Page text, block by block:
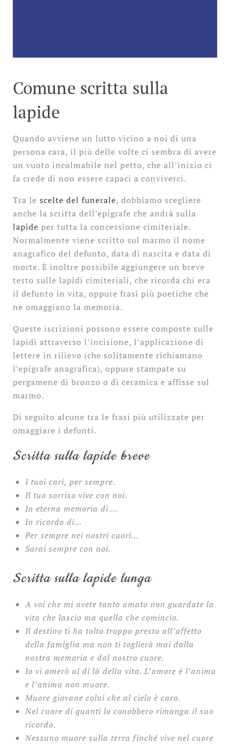
Comune scritta sulla
lapide
Quando avviene un lutto vicino a noi di una
persona cara, il più delle volte ci sembra di avere
un vuoto incolmabile nel petto, che all’inizio ci
fa crede di non essere capaci a conviverci.
Tra le scelte del funerale, dobbiamo scegliere
anche la scritta dell’epigrafe che andrà sulla
lapide per tutta la concessione cimiteriale.
Normalmente viene scritto sul marmo il nome
anagrafico del defunto, data di nascita e data di
morte. È inoltre possibile aggiungere un breve
testo sulle lapidi cimiteriali, che ricorda chi era
il defunto in vita, oppure frasi più poetiche che
ne omaggiano la memoria.
Queste iscrizioni possono essere composte sulle
lapidi attraverso l’incisione, l’applicazione di
lettere in rilievo (che solitamente richiamano
l’epigrafe anagrafica), oppure stampate su
pergamene di bronzo o di ceramica e affisse sul
marmo.
Di seguito alcune tra le frasi più utilizzate per
omaggiare i defunti.
Scritta sulla lapide breve
I tuoi cari, per sempre.
Il tuo sorriso vive con noi.
In eterna memoria di …
In ricordo di…
Per sempre nei nostri cuori…
Sarai sempre con noi.
Scritta sulla lapide lunga
A voi che mi avete tanto amato non guardate la
vita che lascio ma quella che comincio.
Il destino ti ha tolto troppo presto all’affetto
della famiglia ma non ti toglierà mai dalla
nostra memoria e dal nostro cuore.
Io vi amerò al di là della vita. L’amore è l’anima
e l’anima non muore.
Muore giovane colui che al cielo è caro.
Nel cuore di quanti lo conobbero rimanga il suo
ricordo.
Nessuno muore sulla terra finché vive nel cuore